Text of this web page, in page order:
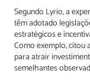
Segundo Lyrio, a
têm adotado
estratégicos e
Como exemplo, citou
para atrair
semelhantes